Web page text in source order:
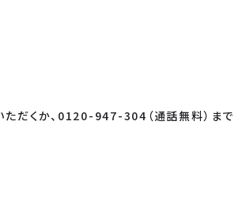
ただくか、0120-947-304（通話無料）まで